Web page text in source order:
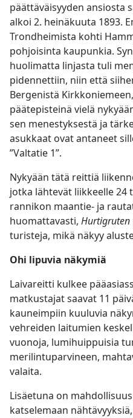
päättäväisyyden ansiosta
alkoi 2. heinäkuuta 1893.
Trondheimista kohti
pohjoisinta kaupunkia.
huolimatta linjasta tuli
pidennettiin, niin että
Bergenistä
päätepisteinä vielä
sen menestyksestä ja
asukkaat ovat antaneet
”Valtatie 1”.
Nykyään tätä reittiä
jotka lähtevät liikkeelle 24
rannikon maantie- ja
huomattavasti, Hurtigruten
turisteja, mikä näkyy
Ohi lipuvia näkymiä
Laivareitti kulkee
matkustajat saavat 11
kauneimpiin kuuluvia
vehreiden laitumien
vuonoja, lumihuippuisia
merilintuparvineen,
valaita.
Lisäetuna on
katselemaan